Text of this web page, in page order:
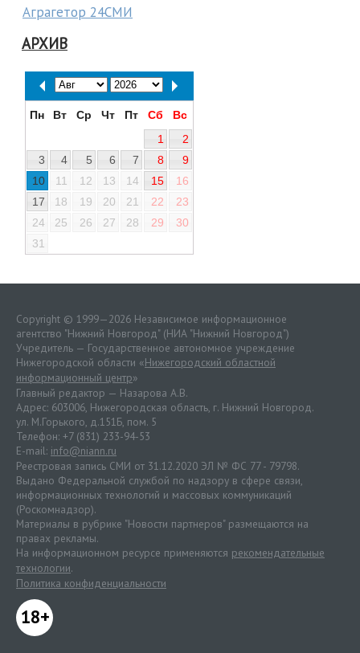
Аграгетор 24СМИ
АРХИВ
Пн Вт Ср Чт Пт Сб
Вс
1
2
3
4 5 6 7 8
9
10
11 12 13 14 15
16
17
18 19 20 21 22
23
24
25 26 27 28 29
30
31
Copyright © 1999—2026 Независимое информационное
агентство "Нижний Новгород" (НИА "Нижний Новгород")
Учредитель — Государственное автономное учреждение
Нижегородской области «Нижегородский областной
информационный центр»
Главный редактор — Назарова А.В.
Адрес: 603006, Нижегородская область, г. Нижний Новгород.
ул. М.Горького, д.151Б, пом. 5
Телефон: +7 (831) 233-94-53
E-mail: info@niann.ru
Реестровая запись СМИ от 31.12.2020 ЭЛ № ФС 77 - 79798.
Выдано Федеральной службой по надзору в сфере связи,
информационных технологий и массовых коммуникаций
(Роскомнадзор).
Материалы в рубрике "Новости партнеров" размещаются на
правах рекламы.
На информационном ресурсе применяются рекомендательные
технологии.
Политика конфиденциальности
18+